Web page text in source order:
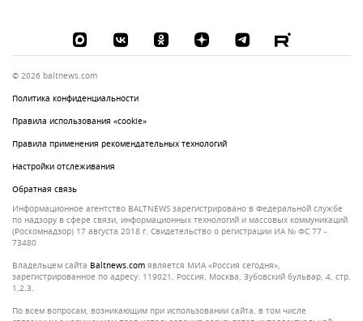
© 2026 baltnews.com
Политика конфиденциальности
Правила использования «cookie»
Правила применения рекомендательных технологий
Настройки отслеживания
Обратная связь
Информационное агентство BALTNEWS зарегистрировано в Федеральной службе
по надзору в сфере связи, информационных технологий и массовых коммуникаций
(Роскомнадзор) 17 августа 2018 г. Свидетельство о регистрации ИА № ФС 77 -
73480
Владельцем сайта
baltnews.com является МИА «Россия сегодня»,
зарегистрированное по адресу: 119021, Россия, Москва, Зубовский бульвар, 4, стр.
1,2.3.
По всем вопросам, возникающим при использовании сайта, в том числе